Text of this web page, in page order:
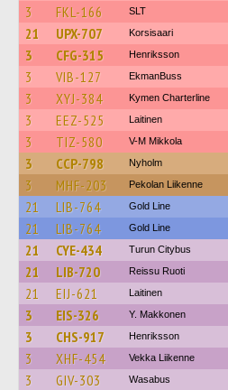
3 FKL-166 SLT
21 UPX-707 Korsisaari
3 CFG-315 Henriksson
3 VIB-127 EkmanBuss
3 XYJ-384 Kymen Charterline
3 EEZ-525 Laitinen
3 TIZ-580 V-M Mikkola
3 CCP-798 Nyholm
3 MHF-203 Pekolan Liikenne
21 LIB-764 Gold Line
21 LIB-764 Gold Line
21 CYE-434 Turun Citybus
21 LIB-720 Reissu Ruoti
21 EIJ-621 Laitinen
3 EIS-326 Y. Makkonen
3 CHS-917 Henriksson
3 XHF-454 Vekka Liikenne
3 GIV-303 Wasabus